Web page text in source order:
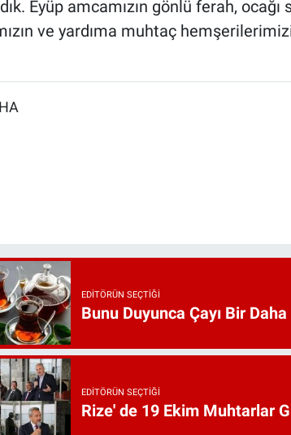
Eyüp amcamızın gönlü ferah,
ve yardıma muhtaç
EDITÖRÜN SEÇTIĞI
Bunu Duyunca Çayı Bir
EDITÖRÜN SEÇTIĞI
Rize' de 19 Ekim Muhtarlar